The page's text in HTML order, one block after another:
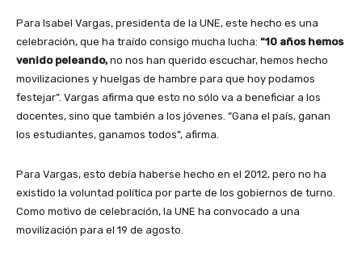
Para Isabel Vargas, presidenta de la UNE, este hecho es una
celebración, que ha traído consigo mucha lucha: “10 años hemos
venido peleando,no nos han querido escuchar, hemos hecho
movilizaciones y huelgas de hambre para que hoy podamos
festejar”. Vargas afirma que esto no sólo va a beneficiar a los
docentes, sino que también a los jóvenes. “Gana el país, ganan
los estudiantes, ganamos todos”, afirma.
Para Vargas, esto debía haberse hecho en el 2012, pero no ha
existido la voluntad política por parte de los gobiernos de turno.
Como motivo de celebración, la UNE ha convocado a una
movilización para el 19 de agosto.